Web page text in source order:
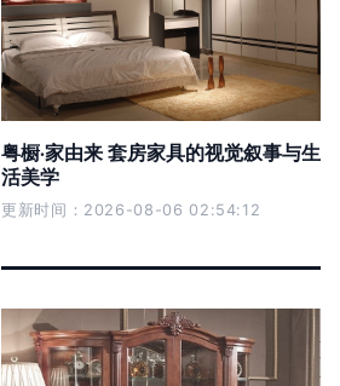
粤橱·家由来 套房家具的视觉叙事与生
活美学
更新时间：2026-08-06 02:54:12